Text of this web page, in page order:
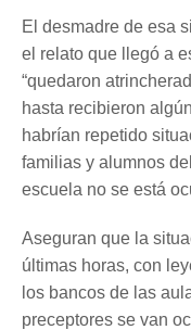
El desmadre de esa
el relato que llegó a
“quedaron
hasta recibieron
habrían repetido
familias y alumnos
escuela no se está
Aseguran que la
últimas horas, con
los bancos de las
preceptores se van